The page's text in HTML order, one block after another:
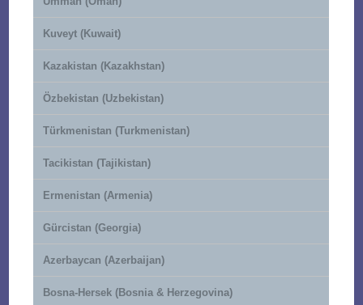
Kuveyt (Kuwait)
Kazakistan (Kazakhstan)
Özbekistan (Uzbekistan)
Türkmenistan (Turkmenistan)
Tacikistan (Tajikistan)
Ermenistan (Armenia)
Gürcistan (Georgia)
Azerbaycan (Azerbaijan)
Bosna-Hersek (Bosnia & Herzegovina)